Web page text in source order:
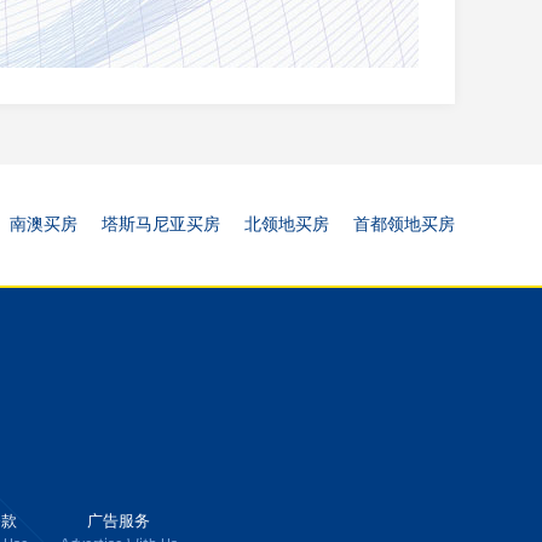
南澳买房 塔斯马尼亚买房 北领地买房 首都领地买房
广告服务